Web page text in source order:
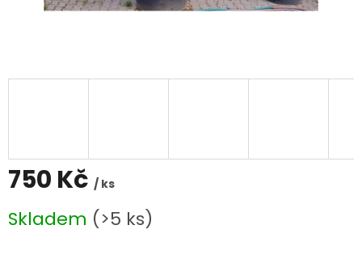
750 Kč / ks
cena:
Skladem (>5 ks)